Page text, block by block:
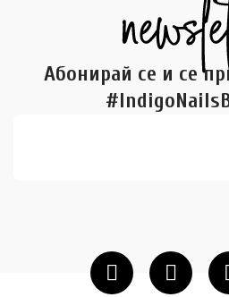
Абонирай се и се